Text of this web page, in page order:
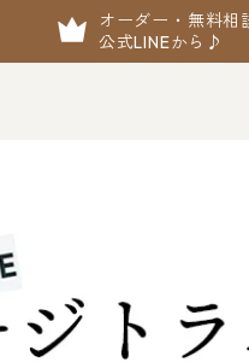
オーダー・無料相
公式LINEから♪